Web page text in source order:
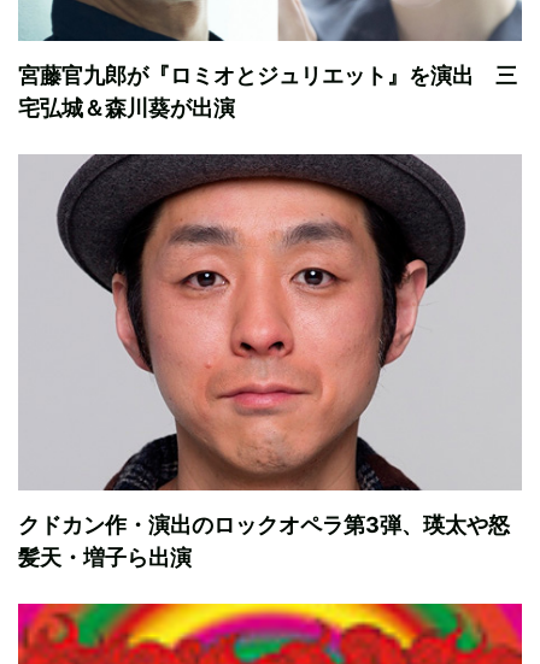
宮藤官九郎が『ロミオとジュリエット』を演出 三
宅弘城＆森川葵が出演
クドカン作・演出のロックオペラ第3弾、瑛太や怒
髪天・増子ら出演